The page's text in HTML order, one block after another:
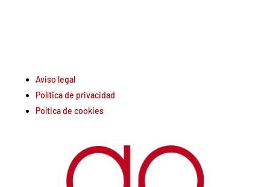
Aviso legal
Política de privacidad
Poítica de cookies